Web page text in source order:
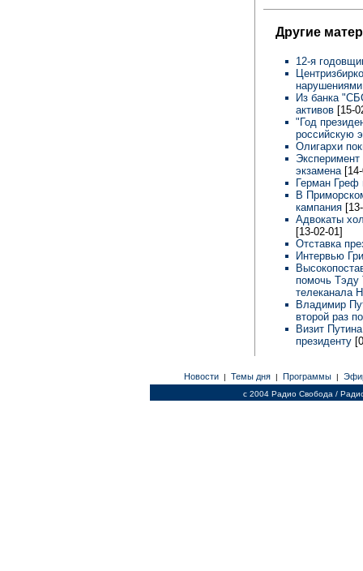
Другие
12-я
Из банка
активов [15-
"Год
российскую
Олигархи
Эксперимент
экзамена
Герман
В
кампания
Адвокаты
[13-02-01]
Отставка
Интервью
помочь Тэду
телеканала
Владимир
второй раз
Визит
президенту
Новости | Темы дня | Программы |
c 2004 Радио Свобода /